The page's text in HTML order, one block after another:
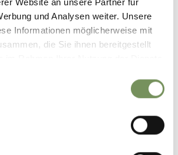
Website an unsere Partner für
und Analysen weiter. Unsere
Informationen möglicherweise mit
die Sie ihnen bereitgestellt